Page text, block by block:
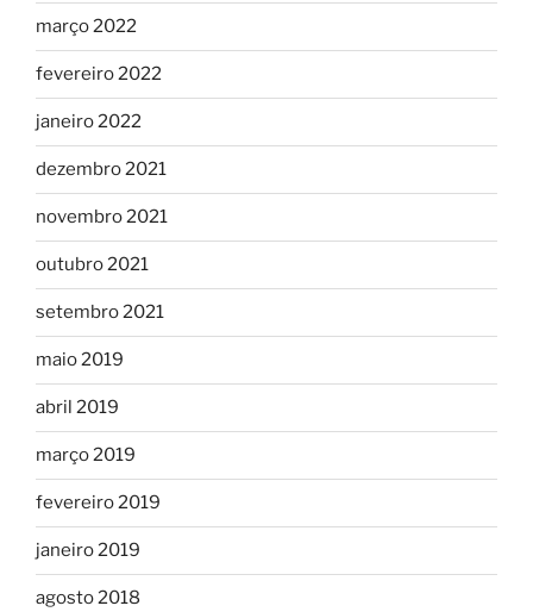
março 2022
fevereiro 2022
janeiro 2022
dezembro 2021
novembro 2021
outubro 2021
setembro 2021
maio 2019
abril 2019
março 2019
fevereiro 2019
janeiro 2019
agosto 2018